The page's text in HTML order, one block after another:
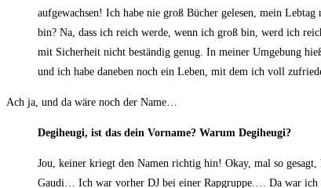
auf­ge­wach­sen! Ich habe nie groß Bücher gele­sen, mein
bin? Na, dass ich reich wer­de, wenn ich groß bin, werd ich
mit Sicher­heit nicht bestän­dig genug. In mei­ner Umge­bung
und ich habe dane­ben noch ein Leben, mit dem ich voll
Ach ja, und da wäre noch der Name…
Degi­he­u­gi, ist das dein Vor­na­me? War­um Degiheugi?
Jou, kei­ner kriegt den Namen rich­tig hin! Okay, mal so
Gau­di… Ich war vor­her DJ bei einer Rap­grup­pe.… Da war ich